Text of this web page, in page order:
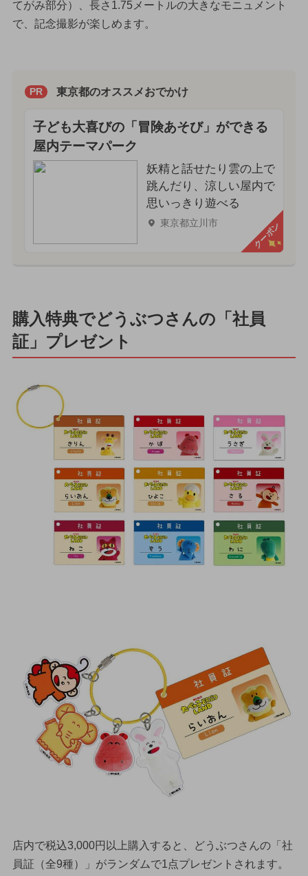
てがみ部分）、長さ1.75メートルの大きなモニュメント
で、記念撮影が楽しめます。
PR 東京都のオススメおでかけ
子ども大喜びの「冒険あそび」ができる
屋内テーマパーク
妖精と話せたり雲の上で
跳んだり、涼しい屋内で
思いっきり遊べる
東京都立川市 クーポン
購入特典でどうぶつさんの「社員
証」プレゼント
店内で税込3,000円以上購入すると、どうぶつさんの「社
員証（全9種）」がランダムで1点プレゼントされます。